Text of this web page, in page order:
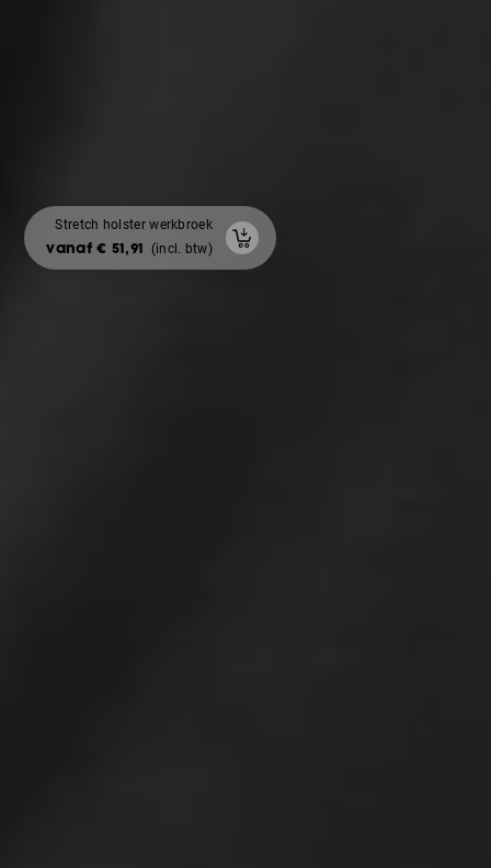
Stretch holster werkbroek
vanaf € 51,91 (incl. btw)
Padded-winterbodywarmer
met vlak voor rugprints